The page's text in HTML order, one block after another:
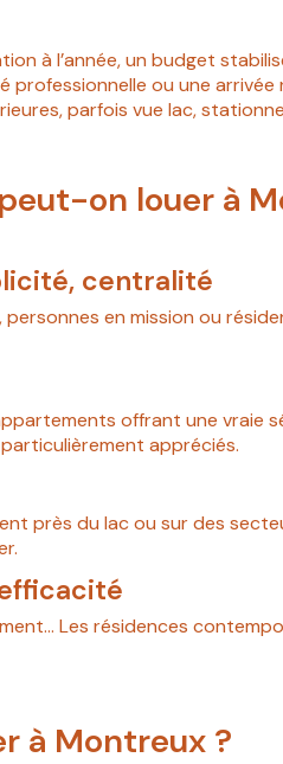
à l’année, un budget
ou une arrivée
parfois vue lac,
on louer à
centralité
en mission ou
offrant une vraie
appréciés.
près du lac ou sur des
Les résidences
à Montreux ?